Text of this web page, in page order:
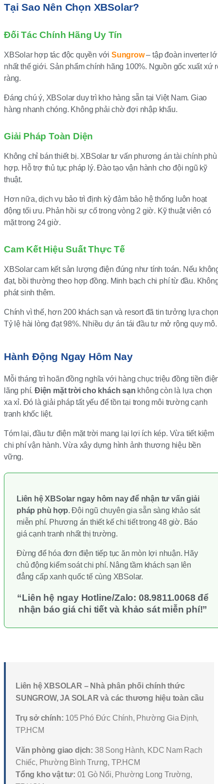
Tại Sao Nên Chọn XBSolar?
Đối Tác Chính Hãng Uy Tín
XBSolar hợp tác độc quyền với Sungrow– tập đoàn inverter
nhất thế giới. Sản phẩm chính hãng 100%. Nguồn gốc xuất xứ
ràng.
Đáng chú ý, XBSolar duy trì kho hàng sẵn tại Việt Nam. Giao
hàng nhanh chóng. Không phải chờ đợi nhập khẩu.
Giải Pháp Toàn Diện
Không chỉ bán thiết bị. XBSolar tư vấn phương án tài chính phù
hợp. Hỗ trợ thủ tục pháp lý. Đào tạo vận hành cho đội ngũ kỹ
thuật.
Hơn nữa, dịch vụ bảo trì định kỳ đảm bảo hệ thống luôn hoạt
động tối ưu. Phản hồi sự cố trong vòng 2 giờ. Kỹ thuật viên có
mặt trong 24 giờ.
Cam Kết Hiệu Suất Thực Tế
XBSolar cam kết sản lượng điện đúng như tính toán. Nếu
đạt, bồi thường theo hợp đồng. Minh bạch chi phí từ đầu.
phát sinh thêm.
Chính vì thế, hơn 200 khách sạn và resort đã tin tưởng lựa
Tỷ lệ hài lòng đạt 98%. Nhiều dự án tái đầu tư mở rộng quy mô.
Hành Động Ngay Hôm Nay
Mỗi tháng trì hoãn đồng nghĩa với hàng chục triệu đồng tiền
lãng phí. Điện mặt trời cho khách sạn không còn là lựa chọn
xa xỉ. Đó là giải pháp tất yếu để tồn tại trong môi trường cạnh
tranh khốc liệt.
Tóm lại, đầu tư điện mặt trời mang lại lợi ích kép. Vừa tiết kiệm
chi phí vận hành. Vừa xây dựng hình ảnh thương hiệu bền
vững.
Liên hệ XBSolar ngay hôm nay để nhận tư vấn giải
pháp phù hợp. Đội ngũ chuyên gia sẵn sàng khảo sát
miễn phí. Phương án thiết kế chi tiết trong 48 giờ. Báo
giá cạnh tranh nhất thị trường.
Đừng để hóa đơn điện tiếp tục ăn mòn lợi nhuận. Hãy
chủ động kiểm soát chi phí. Nâng tầm khách sạn lên
đẳng cấp xanh quốc tế cùng XBSolar.
“Liên hệ ngay Hotline/Zalo: 08.9811.0068 để
nhận báo giá chi tiết và khảo sát miễn phí!”
Liên hệ XBSOLAR – Nhà phân phối chính thức
SUNGROW, JA SOLAR và các thương hiệu toàn cầu
Trụ sở chính: 105 Phó Đức Chính, Phường Gia Định,
TP.HCM
Văn phòng giao dịch: 38 Song Hành, KDC Nam Rạch
Chiếc, Phường Bình Trưng, TP.HCM
Tổng kho vật tư: 01 Gò Nổi, Phường Long Trường,